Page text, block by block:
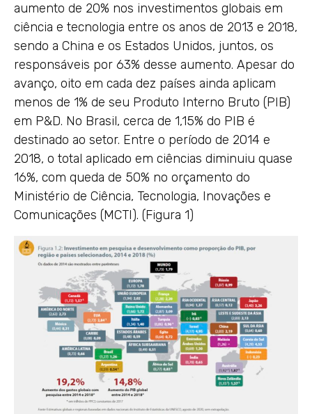
aumento de 20% nos investimentos globais em
ciência e tecnologia entre os anos de 2013 e 2018,
sendo a China e os Estados Unidos, juntos, os
responsáveis por 63% desse aumento. Apesar do
avanço, oito em cada dez países ainda aplicam
menos de 1% de seu Produto Interno Bruto (PIB)
em P&D. No Brasil, cerca de 1,15% do PIB é
destinado ao setor. Entre o período de 2014 e
2018, o total aplicado em ciências diminuiu quase
16%, com queda de 50% no orçamento do
Ministério de Ciência, Tecnologia, Inovações e
Comunicações (MCTI). (Figura 1)